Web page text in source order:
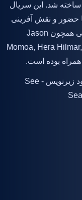
Knight ساخته شد. این سریال
حضور و نقش آفرینی
بازیگرانی همچون Jason
Momoa, Hera